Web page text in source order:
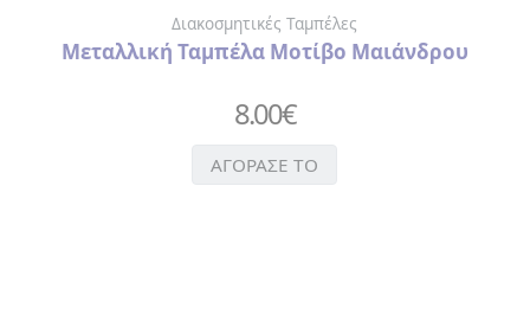
ΤΑΜΠΕΛΕΣ
Διακοσμητικές Ταμπέλες
Μεταλλική Ταμπέλα Μοτίβο Μαιάνδρου
8.00€
ΑΓΟΡΑΣΕ ΤΟ